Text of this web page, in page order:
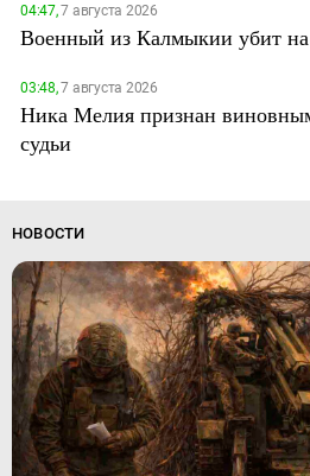
04:47,7 августа 2026
Военный из Калмыкии убит
03:48,7 августа 2026
Ника Мелия признан
судьи
НОВОСТИ